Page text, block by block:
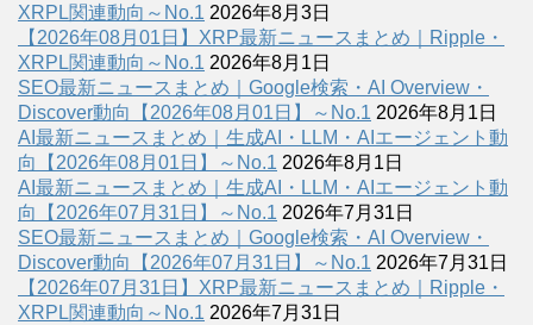
XRPL関連動向～No.1 2026年8月3日
【2026年08月01日】XRP最新ニュースまとめ｜Ripple・
XRPL関連動向～No.1 2026年8月1日
SEO最新ニュースまとめ｜Google検索・AI Overview・
Discover動向【2026年08月01日】～No.1 2026年8月1日
AI最新ニュースまとめ｜生成AI・LLM・AIエージェント動
向【2026年08月01日】～No.1 2026年8月1日
AI最新ニュースまとめ｜生成AI・LLM・AIエージェント動
向【2026年07月31日】～No.1 2026年7月31日
SEO最新ニュースまとめ｜Google検索・AI Overview・
Discover動向【2026年07月31日】～No.1 2026年7月31日
【2026年07月31日】XRP最新ニュースまとめ｜Ripple・
XRPL関連動向～No.1 2026年7月31日